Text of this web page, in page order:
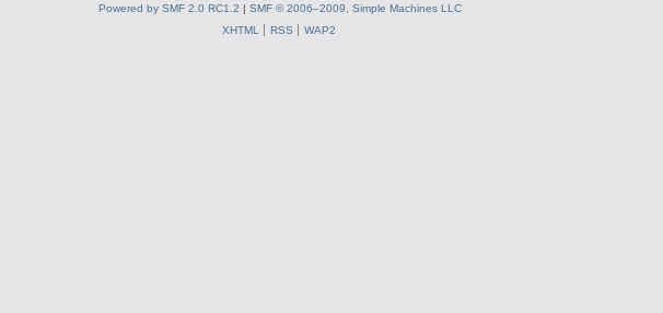
Powered by SMF 2.0 RC1.2 | SMF © 2006–2009, Simple Machines LLC
XHTML
RSS WAP2